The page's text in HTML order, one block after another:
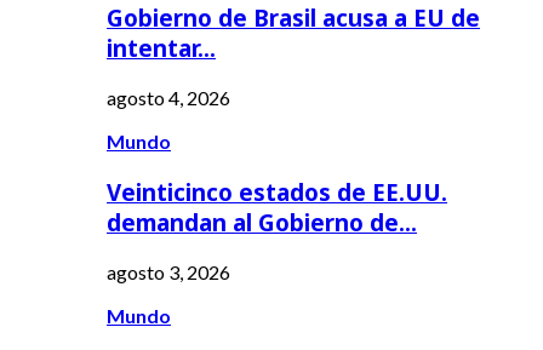
Gobierno de Brasil acusa a EU de
intentar…
agosto 4, 2026
Mundo
Veinticinco estados de EE.UU.
demandan al Gobierno de…
agosto 3, 2026
Mundo